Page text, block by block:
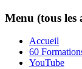
Menu (tous les
Accueil
60
YouTube